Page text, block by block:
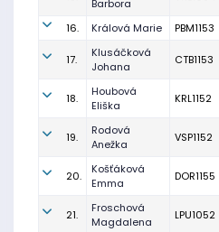
Barbora
16. Králová Marie PBM1153
17.
Klusáčková
Johana
CTB1153
18.
Houbová
Eliška
KRL1152
19.
Rodová
Anežka
VSP1152
20.
Košťáková
Emma
DOR1155
21.
Froschová
Magdalena
LPU1052